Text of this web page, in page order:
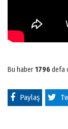
Bu haber1796defa
Paylaş